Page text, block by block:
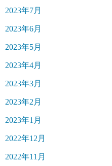
2023年7月
2023年6月
2023年5月
2023年4月
2023年3月
2023年2月
2023年1月
2022年12月
2022年11月